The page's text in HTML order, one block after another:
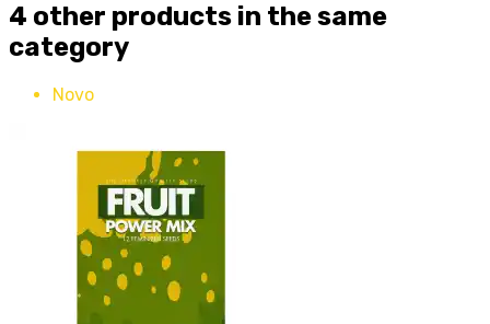
4 other products in the same
category
Novo